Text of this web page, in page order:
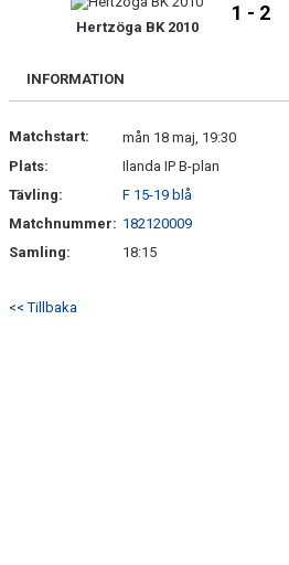
FRISPARKEN
MATCHER
KONTAKTER & LAG
SPONSORER
Hertzöga BK 2010
1 - 2
INFORMATION
Matchstart:
mån 18 maj, 19:30
Plats:
Ilanda IP B-plan
Tävling:
F 15-19 blå
Matchnummer: 182120009
Samling:
18:15
<< Tillbaka